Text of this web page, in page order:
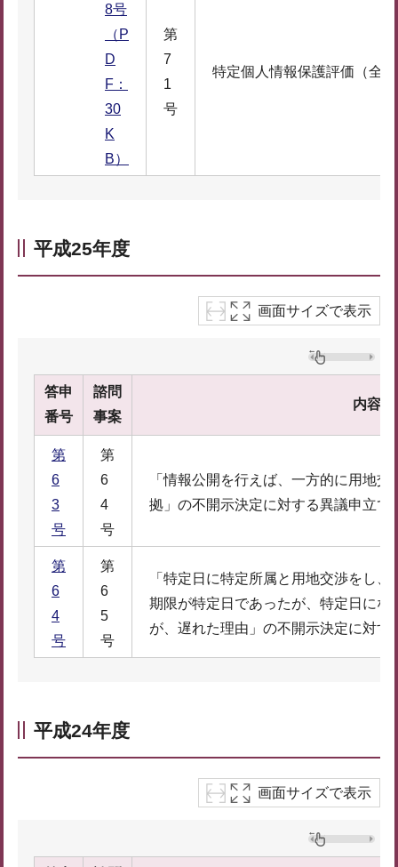
8号
（P
D
F：
30
K
B）
第
7
1
号
特定個人情報保護評価（全
平成25年度
画面サイズで表示
答申
番号
諮問
事案
内容
第
6
3
号
第
6
4
号
「情報公開を行えば、一方的に用地
拠」の不開示決定に対する異議申立て
第
6
4
号
第
6
5
号
「特定日に特定所属と用地交渉をし
期限が特定日であったが、特定日にな
が、遅れた理由」の不開示決定に対す
平成24年度
画面サイズで表示